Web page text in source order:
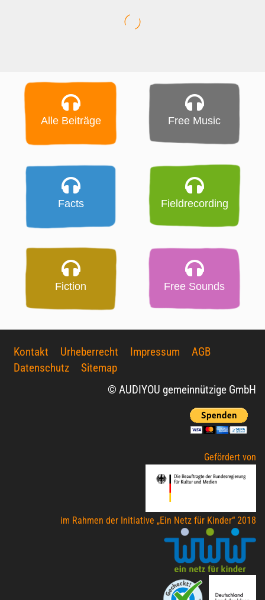
Alle Beiträge Free Music
Facts Fieldrecording
Fiction Free Sounds
Kontakt Urheberrecht Impressum
AGB
Datenschutz
Sitemap
© AUDIYOU gemeinnützige GmbH
Gefördert von
im Rahmen der Initiative „Ein Netz für Kinder“ 2018